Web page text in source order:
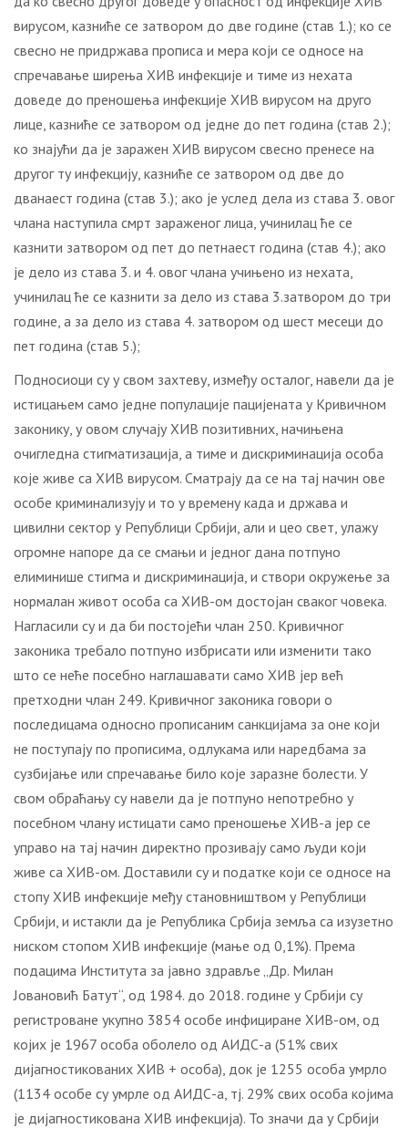
вирусом, казниће се затвором до две године (став 1.); ко се
свесно не придржава прописа и мера који се односе на
спречавање ширења ХИВ инфекције и тиме из нехата
доведе до преношења инфекције ХИВ вирусом на друго
лице, казниће се затвором од једне до пет година (став 2.);
ко знајући да је заражен ХИВ вирусом свесно пренесе на
другог ту инфекцију, казниће се затвором од две до
дванаест година (став 3.); ако је услед дела из става 3. овог
члана наступила смрт зараженог лица, учинилац ће се
казнити затвором од пет до петнаест година (став 4.); ако
је дело из става 3. и 4. овог члана учињено из нехата,
учинилац ће се казнити за дело из става 3.затвором до три
године, а за дело из става 4. затвором од шест месеци до
пет година (став 5.);
Подносиоци су у свом захтеву, између осталог, навели да је
истицањем само једне популације пацијената у Кривичном
законику, у овом случају ХИВ позитивних, начињена
очигледна стигматизација, а тиме и дискриминација особа
које живе са ХИВ вирусом. Сматрају да се на тај начин ове
особе криминализују и то у времену када и држава и
цивилни сектор у Републици Србији, али и цео свет, улажу
огромне напоре да се смањи и једног дана потпуно
елиминише стигма и дискриминација, и створи окружење за
нормалан живот особа са ХИВ-ом достојан сваког човека.
Нагласили су и да би постојећи члан 250. Кривичног
законика требало потпуно избрисати или изменити тако
што се неће посебно наглашавати само ХИВ јер већ
претходни члан 249. Кривичног законика говори о
последицама односно прописаним санкцијама за оне који
не поступају по прописима, одлукама или наредбама за
сузбијање или спречавање било које заразне болести. У
свом обраћању су навели да је потпуно непотребно у
посебном члану истицати само преношење ХИВ-а јер се
управо на тај начин директно прозивају само људи који
живе са ХИВ-ом. Доставили су и податке који се односе на
стопу ХИВ инфекције међу становништвом у Републици
Србији, и истакли да је Република Србија земља са изузетно
ниском стопом ХИВ инфекције (мање од 0,1%). Према
подацима Института за јавно здравље „Др. Милан
Јовановић Батут“, од 1984. до 2018. године у Србији су
регистроване укупно 3854 особе инфициране ХИВ-ом, од
којих је 1967 особа оболело од АИДС-а (51% свих
дијагностикованих ХИВ + особа), док је 1255 особа умрло
(1134 особе су умрле од АИДС-а, тј. 29% свих особа којима
је дијагностикована ХИВ инфекција). То значи да у Србији